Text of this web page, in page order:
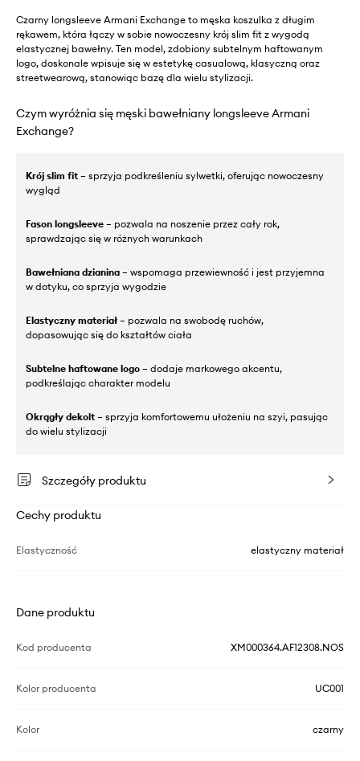
Czarny longsleeve Armani Exchange to męska koszulka z długim
rękawem, która łączy w sobie nowoczesny krój slim fit z wygodą
elastycznej bawełny. Ten model, zdobiony subtelnym haftowanym
logo, doskonale wpisuje się w estetykę casualową, klasyczną oraz
streetwearową, stanowiąc bazę dla wielu stylizacji.
Czym wyróżnia się męski bawełniany longsleeve Armani
Exchange?
Krój slim fit – sprzyja podkreśleniu sylwetki, oferując nowoczesny
wygląd
Fason longsleeve – pozwala na noszenie przez cały rok,
sprawdzając się w różnych warunkach
Bawełniana dzianina – wspomaga przewiewność i jest przyjemna
w dotyku, co sprzyja wygodzie
Elastyczny materiał – pozwala na swobodę ruchów,
dopasowując się do kształtów ciała
Subtelne haftowane logo – dodaje markowego akcentu,
podkreślając charakter modelu
Okrągły dekolt – sprzyja komfortowemu ułożeniu na szyi, pasując
do wielu stylizacji
Szczegóły produktu
Cechy produktu
Elastyczność elastyczny materiał
Dane produktu
Kod producenta XM000364.AF12308.NOS
Kolor producenta UC001
Kolor czarny